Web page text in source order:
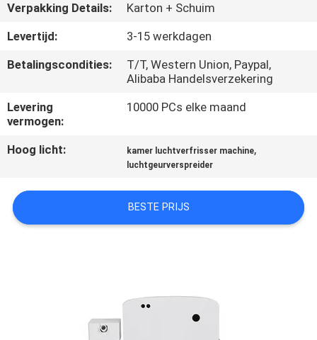
KWALITEITSCONTROLE
CONTACTEER
ONS
NIEUWS
VERZOEK
OM EEN
PRIVACYBELEID
Verpakking Details:
Karton + Schuim
Levertijd:
3-15 werkdagen
Betalingscondities:
T/T, Western Union, Paypal,
Alibaba Handelsverzekering
Levering
vermogen:
10000 PCs elke maand
Hoog licht: kamer luchtverfrisser machine,
luchtgeurverspreider
BESTE PRIJS